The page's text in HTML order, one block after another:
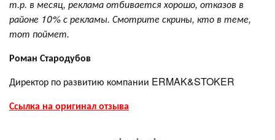
т.р. в месяц, реклама отбивается хорошо, отказов в
районе 10% с рекламы. Смотрите скрины, кто в теме,
тот поймет.
Роман Стародубов
Директор по развитию компании ERMAK&STOKER
Ссылка на оригинал отзыва